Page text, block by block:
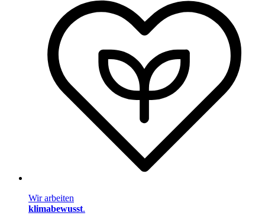
Wir arbeiten
klimabewusst.